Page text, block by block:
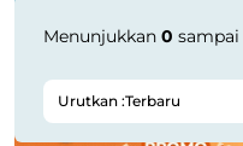
Menunjukkan 0 sampai
Urutkan :Terbaru